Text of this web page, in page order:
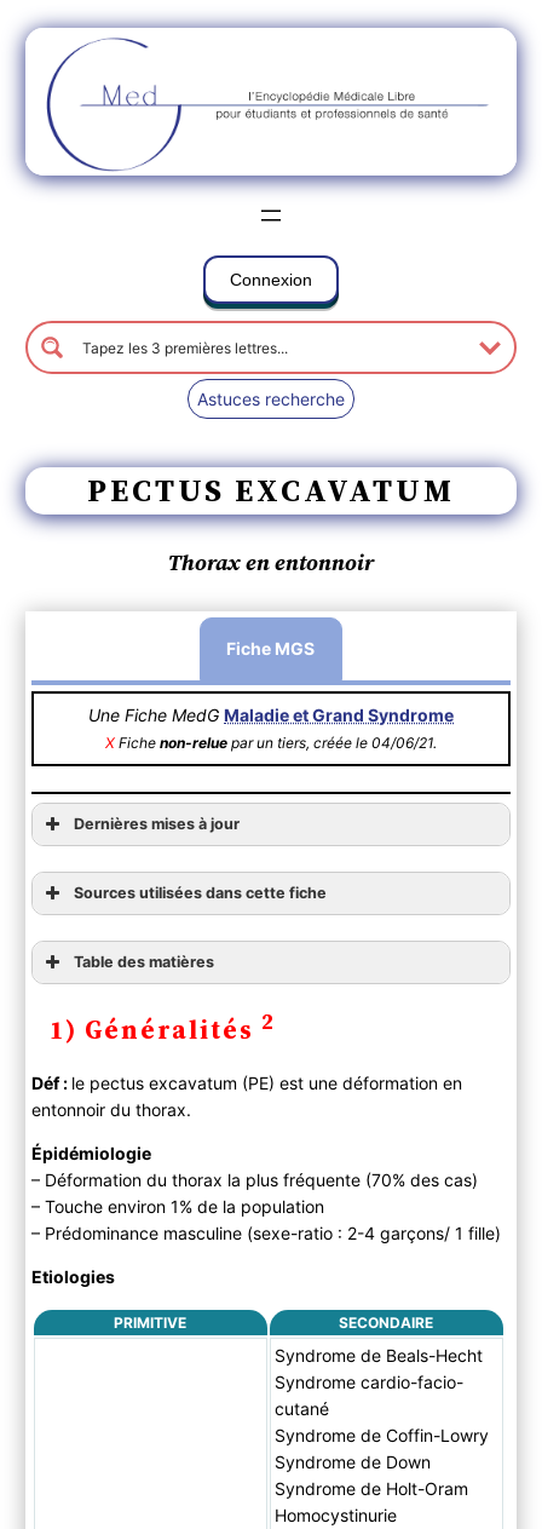
Connexion
Astuces recherche
PECTUS EXCAVATUM
Thorax en entonnoir
Fiche MGS
Une Fiche MedG Maladie et Grand Syndrome
X Fiche non-relue par un tiers, créée le 04/06/21.
Dernières mises à jour
Sources utilisées dans cette fiche
Table des matières
2) Diagnostic
Anamnèse
Examen physique
B ) Paraclinique
C ) Diagnostic différentiel
3) Evolution
A) Histoire naturelle
B) Complications
A ) Bilan initial
1) Généralités 2
Déf : le pectus excavatum (PE) est une déformation en
entonnoir du thorax.
Épidémiologie
– Déformation du thorax la plus fréquente (70% des cas)
– Touche environ 1% de la population
– Prédominance masculine (sexe-ratio : 2-4 garçons/ 1 fille)
Etiologies
PRIMITIVE SECONDAIRE
Syndrome de Beals-Hecht
Syndrome cardio-facio-
cutané
Syndrome de Coffin-Lowry
Syndrome de Down
Syndrome de Holt-Oram
Homocystinurie